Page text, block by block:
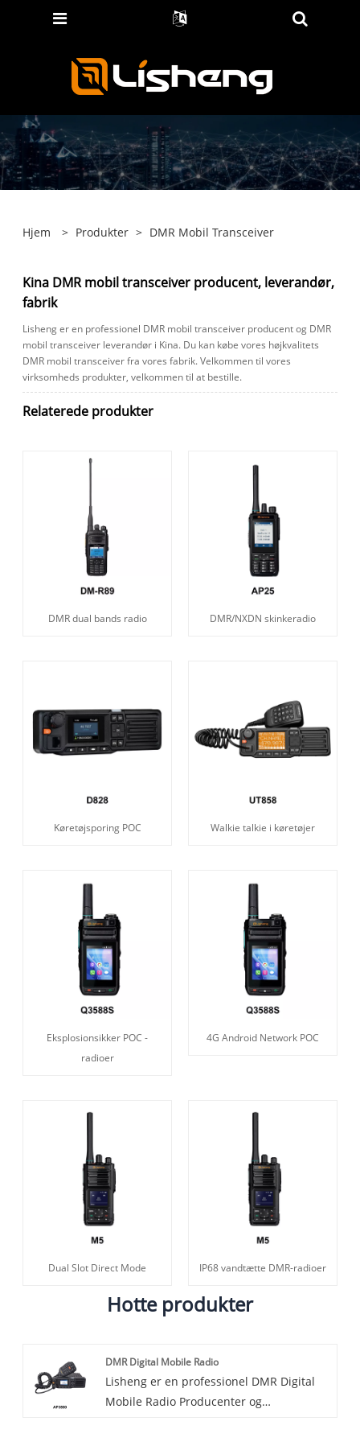
Hjem > Produkter > DMR Mobil Transceiver
Kina DMR mobil transceiver producent, leverandør,
fabrik
Lisheng er en professionel DMR mobil transceiver producent og DMR
mobil transceiver leverandør i Kina. Du kan købe vores højkvalitets
DMR mobil transceiver fra vores fabrik. Velkommen til vores
virksomheds produkter, velkommen til at bestille.
Relaterede produkter
DMR dual bands radio DMR/NXDN skinkeradio
Køretøjsporing POC Walkie talkie i køretøjer
Eksplosionsikker POC -
radioer
4G Android Network POC
Dual Slot Direct Mode IP68 vandtætte DMR-radioer
Hotte produkter
DMR Digital Mobile Radio
Lisheng er en professionel DMR Digital
Mobile Radio Producenter og